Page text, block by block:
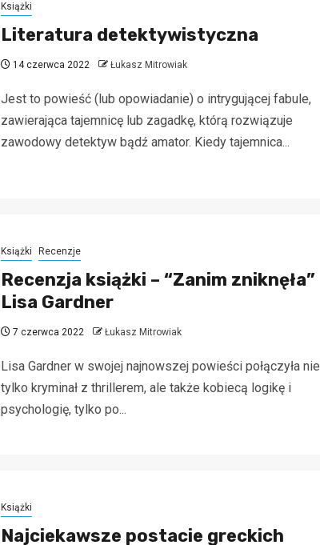
Książki
Literatura detektywistyczna
14 czerwca 2022 Łukasz Mitrowiak
Jest to powieść (lub opowiadanie) o intrygującej fabule,
zawierająca tajemnicę lub zagadkę, którą rozwiązuje
zawodowy detektyw bądź amator. Kiedy tajemnica...
Książki Recenzje
Recenzja książki – “Zanim zniknęła”
Lisa Gardner
7 czerwca 2022 Łukasz Mitrowiak
Lisa Gardner w swojej najnowszej powieści połączyła nie
tylko kryminał z thrillerem, ale także kobiecą logikę i
psychologię, tylko po...
Książki
Najciekawsze postacie greckich